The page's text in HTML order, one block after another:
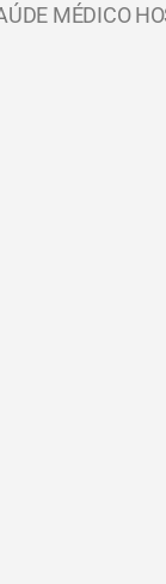
MÉDICO